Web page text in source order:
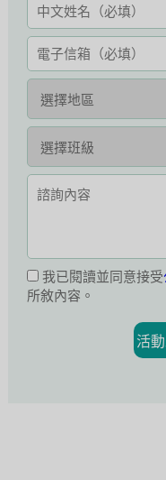
我已閱讀並同意接受
所敘內容。
活